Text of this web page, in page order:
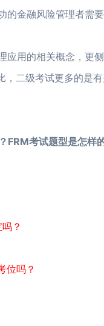
的金融风险管理者需
应用的相关概念，更
，二级考试更多的是
FRM考试题型是怎
？
位吗？